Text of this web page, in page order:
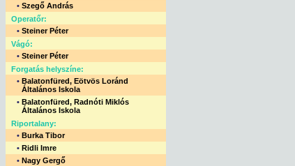
• Szegő András
Operatőr:
• Steiner Péter
Vágó:
• Steiner Péter
Forgatás helyszíne:
• Balatonfüred, Eötvös Loránd
Általános Iskola
• Balatonfüred, Radnóti Miklós
Általános Iskola
Riportalany:
• Burka Tibor
• Ridli Imre
• Nagy Gergő